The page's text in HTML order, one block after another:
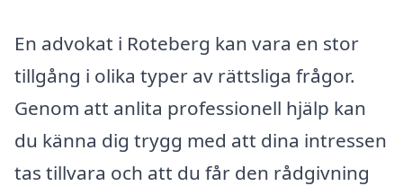
En advokat i Roteberg kan vara en stor
tillgång i olika typer av rättsliga frågor.
Genom att anlita professionell hjälp kan
du känna dig trygg med att dina intressen
tas tillvara och att du får den rådgivning